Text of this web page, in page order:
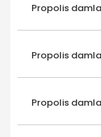
Propolis
Propolis
Propolis